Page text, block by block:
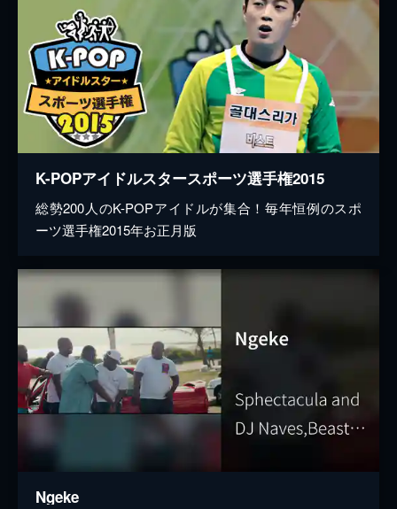
K-POPアイドルスタースポーツ選手権2015
総勢200人のK-POPアイドルが集合！毎年恒例のスポ
ーツ選手権2015年お正月版
Ngeke